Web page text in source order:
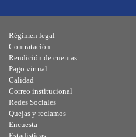
Régimen legal
Contratación
Rendición de cuentas
Pago virtual
Calidad
Correo institucional
Redes Sociales
Quejas y reclamos
Encuesta